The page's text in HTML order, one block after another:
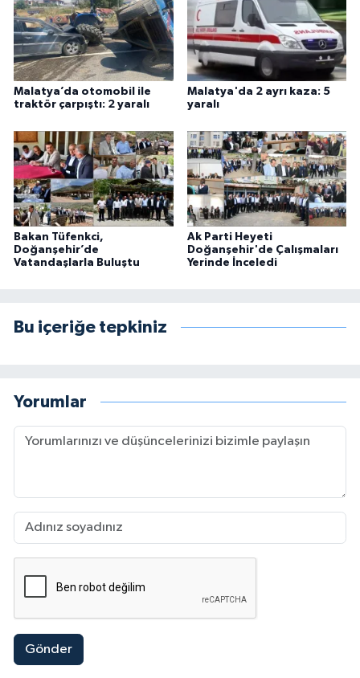
Malatya’da otomobil ile
traktör çarpıştı: 2 yaralı
Malatya'da 2 ayrı kaza: 5
yaralı
Bakan Tüfenkci,
Doğanşehir’de
Vatandaşlarla Buluştu
Ak Parti Heyeti
Doğanşehir'de Çalışmaları
Yerinde İnceledi
Bu içeriğe tepkiniz
Yorumlar
Gönder